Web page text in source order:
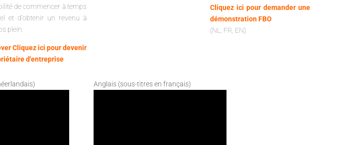
de commencer à temps
et d'obtenir un revenu à
plein.
Cliquez ici pour devenir
d'entreprise
Cliquez ici pour demander une
démonstration FBO
(NL, FR, EN)
Anglais (sous-titres en français)